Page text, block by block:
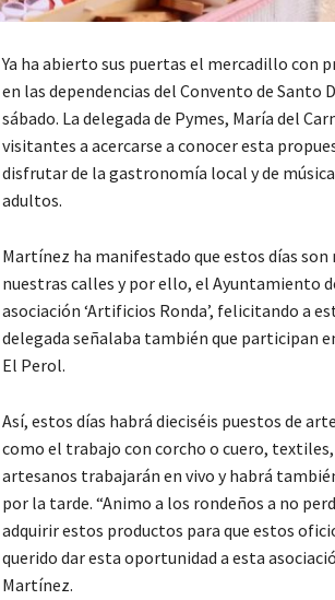
Ya ha abierto sus puertas el mercadillo con
en las dependencias del Convento de
sábado. La delegada de Pymes, María del
visitantes a acercarse a conocer esta
disfrutar de la gastronomía local y de
adultos.
Martínez ha manifestado que estos días
nuestras calles y por ello, el Ayuntamiento
asociación ‘Artificios Ronda’, felicitando a
delegada señalaba también que participan
El Perol.
Así, estos días habrá dieciséis puestos de
como el trabajo con corcho o cuero,
artesanos trabajarán en vivo y habrá
por la tarde. “Animo a los rondeños a no
adquirir estos productos para que estos
querido dar esta oportunidad a esta
Martínez.